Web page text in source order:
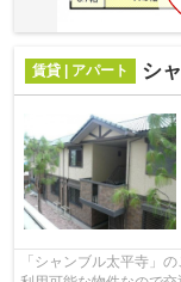
賃貸 | アパート シ
「シャンブル太平寺」